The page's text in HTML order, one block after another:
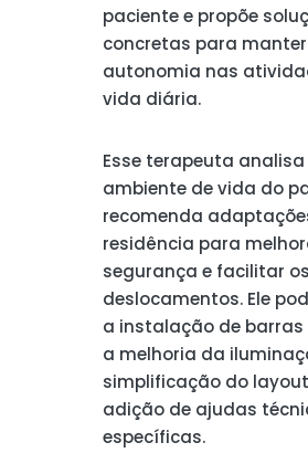
paciente e propõe
concretas para
autonomia nas
vida diária.
Esse terapeuta analisa
ambiente de vida do
recomenda
residência para
segurança e facilitar os
deslocamentos. Ele
a instalação de barras
a melhoria da
simplificação do
adição de ajudas
específicas.